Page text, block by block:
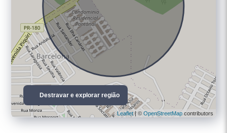
Leaflet| © OpenStreetMapcontributors
Destravar e explorar região